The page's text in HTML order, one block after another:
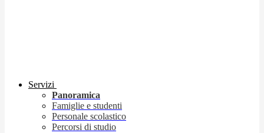
Servizi
Panoramica
Famiglie e studenti
Personale scolastico
Percorsi di studio